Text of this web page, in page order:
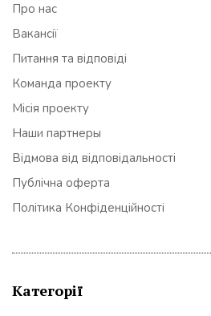
Про нас
Вакансії
Питання та відповіді
Команда проекту
Місія проекту
Наши партнеры
Відмова від відповідальності
Публічна оферта
Політика Конфіденційності
Категорії